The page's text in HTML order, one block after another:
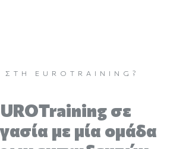
ΣΤΗ EUROTRAINING?
σε
με μία ομάδα